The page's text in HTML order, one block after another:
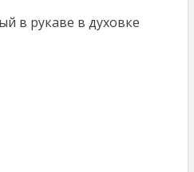
в рукаве в духовке